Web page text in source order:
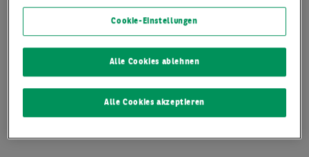
(+ 7 %) als auch in den ersten drei Monaten (+ 3 %)
weiter auf aktuell 6,75 €/m² angezogen.
LOGISTIKER, HANDEL
UND NEUBAUSPARTE
Cookie-Einstellungen
Alle Cookies ablehnen
Alle Cookies akzeptieren